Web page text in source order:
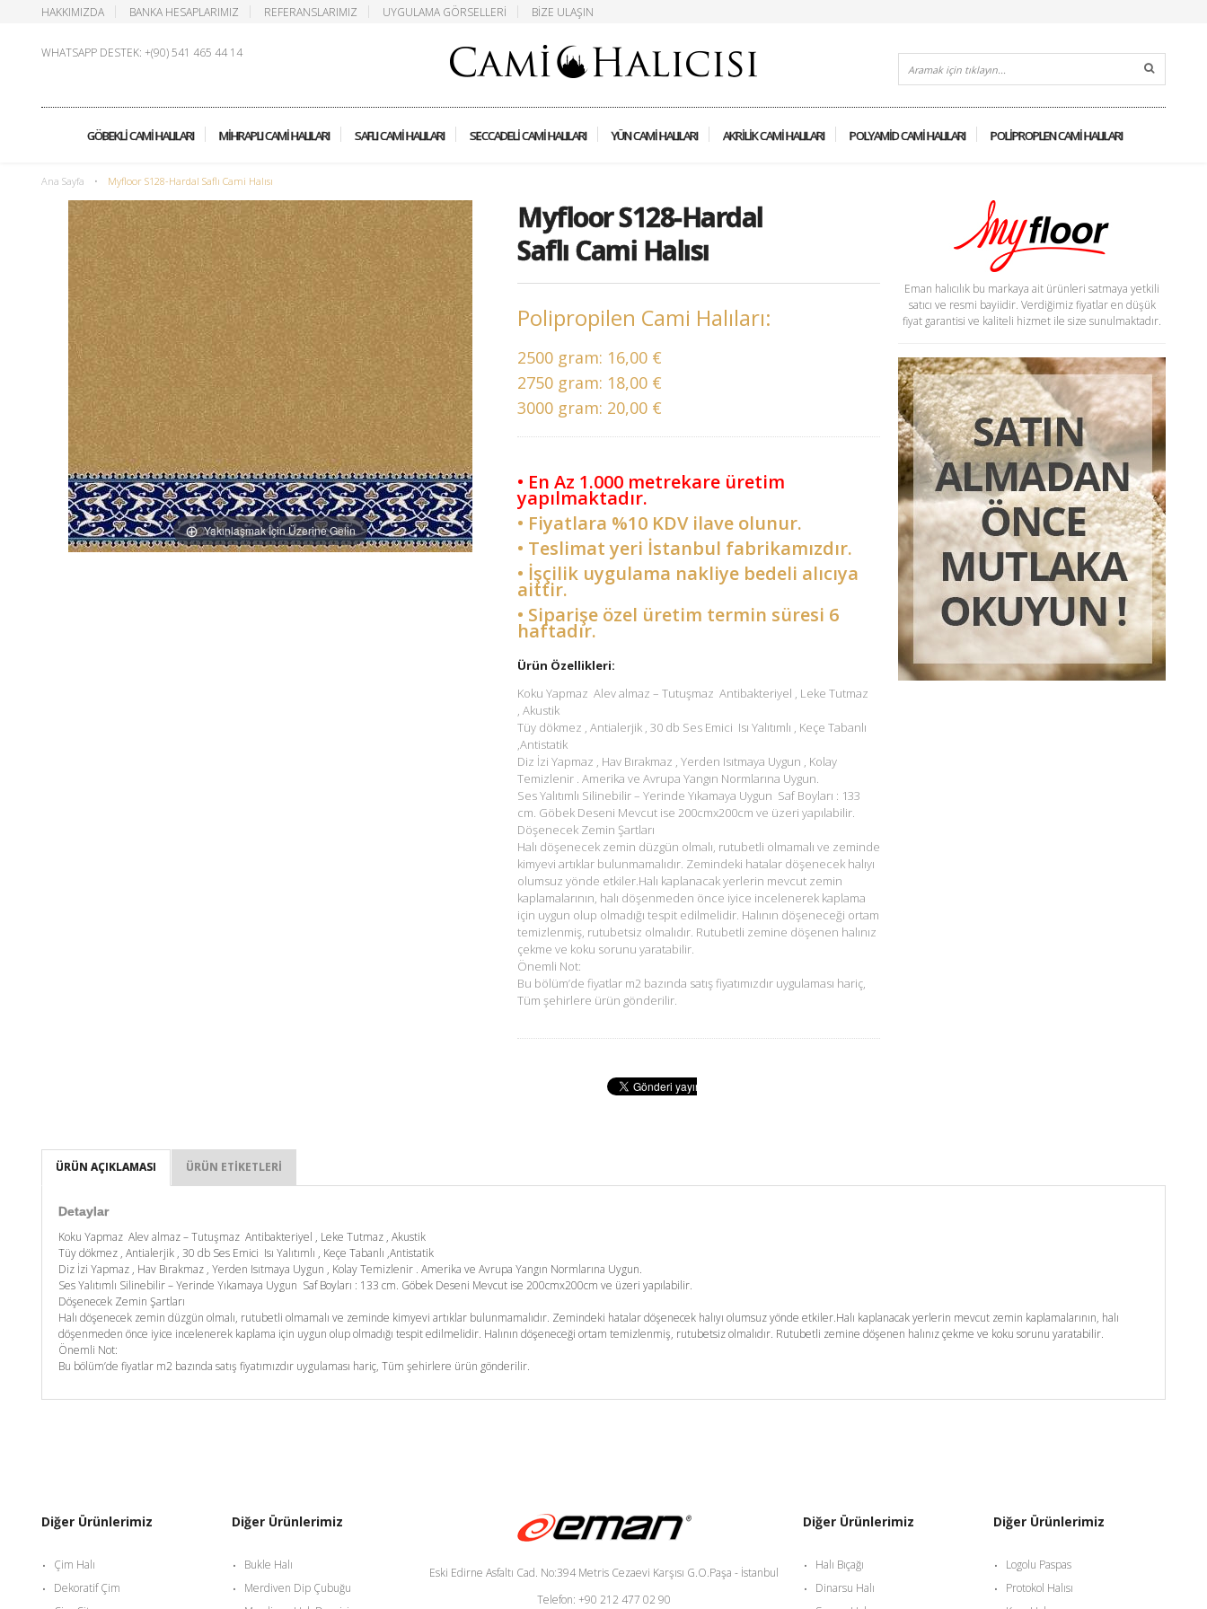
HAKKIMIZDA BANKA HESAPLARIMIZ REFERANSLARIMIZ UYGULAMA GÖRSELLERI BIZE ULAŞIN
WHATSAPP DESTEK: +(90) 541 465 44 14
GÖBEKLI CAMI HALILARI MIHRAPLI CAMI HALILARI SAFLI CAMI HALILARI SECCADELI CAMI HALILARI YÜN CAMI HALILARI AKRILIK CAMI HALILARI POLYAMID CAMI HALILARI POLIPROPLEN CAMI HALILARI
Ana Sayfa • Myfloor S128-Hardal Saflı Cami Halısı
Yakınlaşmak İçin Üzerine Gelin
Myfloor S128-Hardal
Saflı Cami Halısı
Polipropilen Cami Halıları:
2500 gram: 16,00 €
2750 gram: 18,00 €
3000 gram: 20,00 €
• En Az 1.000 metrekare üretim
yapılmaktadır.
• Fiyatlara %10 KDV ilave olunur.
• Teslimat yeri İstanbul fabrikamızdır.
• İşçilik uygulama nakliye bedeli alıcıya
aittir.
• Siparişe özel üretim termin süresi 6
haftadır.
Ürün Özellikleri:
Koku Yapmaz Alev almaz – Tutuşmaz Antibakteriyel , Leke Tutmaz
, Akustik
Tüy dökmez , Antialerjik , 30 db Ses Emici Isı Yalıtımlı , Keçe Tabanlı
,Antistatik
Diz İzi Yapmaz , Hav Bırakmaz , Yerden Isıtmaya Uygun , Kolay
Temizlenir . Amerika ve Avrupa Yangın Normlarına Uygun.
Ses Yalıtımlı Silinebilir – Yerinde Yıkamaya Uygun Saf Boyları : 133
cm. Göbek Deseni Mevcut ise 200cmx200cm ve üzeri yapılabilir.
Döşenecek Zemin Şartları
Halı döşenecek zemin düzgün olmalı, rutubetli olmamalı ve zeminde
kimyevi artıklar bulunmamalıdır. Zemindeki hatalar döşenecek halıyı
olumsuz yönde etkiler.Halı kaplanacak yerlerin mevcut zemin
kaplamalarının, halı döşenmeden önce iyice incelenerek kaplama
için uygun olup olmadığı tespit edilmelidir. Halının döşeneceği ortam
temizlenmiş, rutubetsiz olmalıdır. Rutubetli zemine döşenen halınız
çekme ve koku sorunu yaratabilir.
Önemli Not:
Bu bölüm’de fiyatlar m2 bazında satış fiyatımızdır uygulaması hariç,
Tüm şehirlere ürün gönderilir.
Eman halıcılık bu markaya ait ürünleri satmaya yetkili
satıcı ve resmi bayiidir. Verdiğimiz fiyatlar en düşük
fiyat garantisi ve kaliteli hizmet ile size sunulmaktadır.
ÜRÜN AÇIKLAMASI ÜRÜN ETIKETLERI
Detaylar
Koku Yapmaz Alev almaz – Tutuşmaz Antibakteriyel , Leke Tutmaz , Akustik
Tüy dökmez , Antialerjik , 30 db Ses Emici Isı Yalıtımlı , Keçe Tabanlı ,Antistatik
Diz İzi Yapmaz , Hav Bırakmaz , Yerden Isıtmaya Uygun , Kolay Temizlenir . Amerika ve Avrupa Yangın Normlarına Uygun.
Ses Yalıtımlı Silinebilir – Yerinde Yıkamaya Uygun Saf Boyları : 133 cm. Göbek Deseni Mevcut ise 200cmx200cm ve üzeri yapılabilir.
Döşenecek Zemin Şartları
Halı döşenecek zemin düzgün olmalı, rutubetli olmamalı ve zeminde kimyevi artıklar bulunmamalıdır. Zemindeki hatalar döşenecek halıyı olumsuz yönde etkiler.Halı kaplanacak yerlerin mevcut zemin kaplamalarının, halı
döşenmeden önce iyice incelenerek kaplama için uygun olup olmadığı tespit edilmelidir. Halının döşeneceği ortam temizlenmiş, rutubetsiz olmalıdır. Rutubetli zemine döşenen halınız çekme ve koku sorunu yaratabilir.
Önemli Not:
Bu bölüm’de fiyatlar m2 bazında satış fiyatımızdır uygulaması hariç, Tüm şehirlere ürün gönderilir.
Diğer Ürünlerimiz
Çim Halı
Dekoratif Çim
Diğer Ürünlerimiz
Bukle Halı
Merdiven Dip Çubuğu
Eski Edirne Asfaltı Cad. No:394 Metris Cezaevi Karşısı G.O.Paşa - İstanbul
Telefon: +90 212 477 02 90
Diğer Ürünlerimiz
Halı Bıçağı
Dinarsu Halı
Diğer Ürünlerimiz
Logolu Paspas
Protokol Halısı